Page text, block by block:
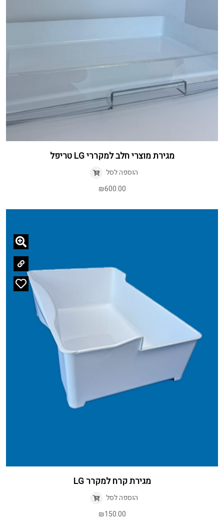
מגירת מוצרי חלב למקררי LG טריפל
הוספה לסל
₪600.00
מגירת קרח למקרר LG
הוספה לסל
₪150.00